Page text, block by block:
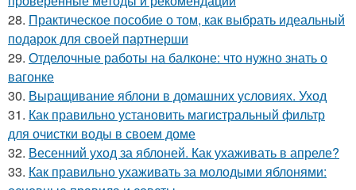
28. Практическое пособие о том, как выбрать идеальный
подарок для своей партнерши
29. Отделочные работы на балконе: что нужно знать о
вагонке
30. Выращивание яблони в домашних условиях. Уход
31. Как правильно установить магистральный фильтр
для очистки воды в своем доме
32. Весенний уход за яблоней. Как ухаживать в апреле?
33. Как правильно ухаживать за молодыми яблонями: